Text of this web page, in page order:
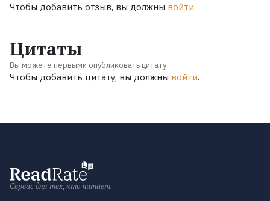
Чтобы добавить отзыв, вы должны войти.
Цитаты
Вы можете первыми опубликовать цитату
Чтобы добавить цитату, вы должны войти.
Сервис для тех, кто читает.